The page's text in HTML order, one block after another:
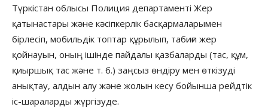
Түркістан облысы Полиция департаменті Жер
қатынастары және кәсіпкерлік басқармаларымен
бірлесіп, мобильдік топтар құрылып, табиғи жер
қойнауын, оның ішінде пайдалы қазбаларды (тас, құм,
қиыршық тас және т. б.) заңсыз өндіру мен өткізуді
анықтау, алдын алу және жолын кесу бойынша рейдтік
іс-шараларды жүргізуде.